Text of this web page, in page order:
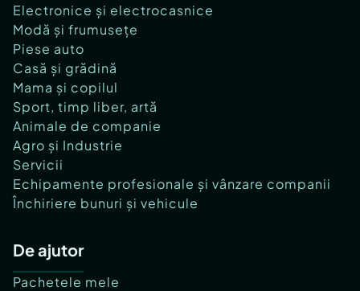
Electronice și electrocasnice
Modă și frumusețe
Piese auto
Casă și grădină
Mama și copilul
Sport, timp liber, artă
Animale de companie
Agro și Industrie
Servicii
Echipamente profesionale și vânzare companii
Închiriere bunuri și vehicule
De ajutor
Pachetele mele